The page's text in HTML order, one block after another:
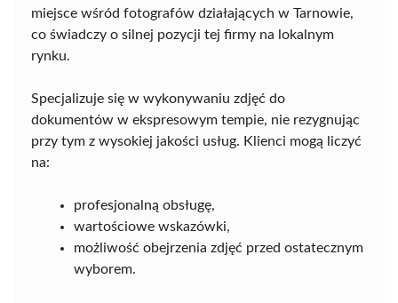
miejsce wśród fotografów działających w Tarnowie,
co świadczy o silnej pozycji tej firmy na lokalnym
rynku.
Specjalizuje się w wykonywaniu zdjęć do
dokumentów w ekspresowym tempie, nie rezygnując
przy tym z wysokiej jakości usług. Klienci mogą liczyć
na:
profesjonalną obsługę,
wartościowe wskazówki,
możliwość obejrzenia zdjęć przed ostatecznym
wyborem.